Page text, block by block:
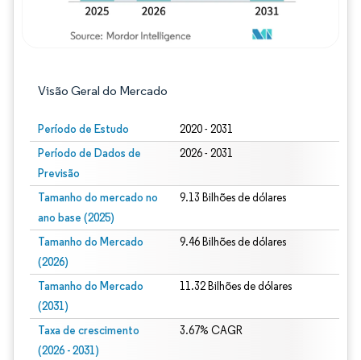
Visão Geral do Mercado
Período de Estudo 2020 - 2031
Período de Dados de
Previsão
2026 - 2031
Tamanho do mercado no
ano base (2025)
9.13 Bilhões de dólares
Tamanho do Mercado
(2026)
9.46 Bilhões de dólares
Tamanho do Mercado
(2031)
11.32 Bilhões de dólares
Taxa de crescimento
(2026 - 2031)
3.67% CAGR